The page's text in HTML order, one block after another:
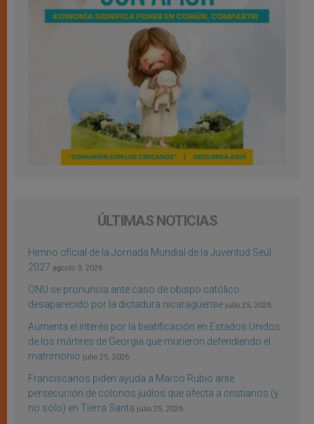
ÚLTIMAS NOTICIAS
Himno oficial de la Jornada Mundial de la Juventud Seúl
2027 agosto 3, 2026
ONU se pronuncia ante caso de obispo católico
desaparecido por la dictadura nicaragüense julio 25, 2026
Aumenta el interés por la beatificación en Estados Unidos
de los mártires de Georgia que murieron defendiendo el
matrimonio julio 25, 2026
Franciscanos piden ayuda a Marco Rubio ante
persecución de colonos judíos que afecta a cristianos (y
no sólo) en Tierra Santa julio 25, 2026